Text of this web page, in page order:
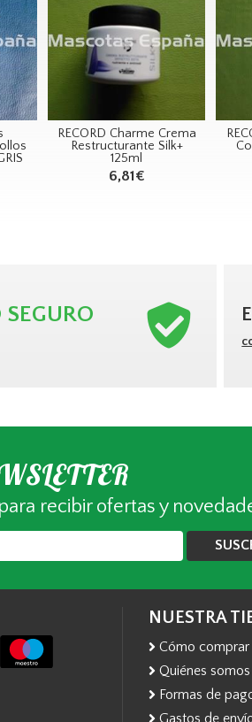
RECORD Charme Crema
Restructurante Silk+
125ml
6,81€
SEGURO
recibir ofertas y
NUESTRA
Cómo comprar
Quiénes somos
Formas de
Gastos de